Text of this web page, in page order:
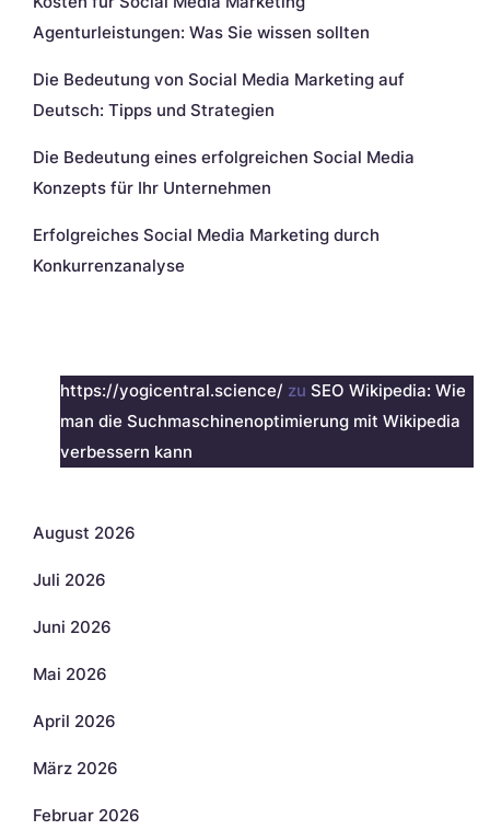
Agenturleistungen: Was Sie wissen sollten
Die Bedeutung von Social Media Marketing auf
Deutsch: Tipps und Strategien
Die Bedeutung eines erfolgreichen Social Media
Konzepts für Ihr Unternehmen
Erfolgreiches Social Media Marketing durch
Konkurrenzanalyse
https://yogicentral.science/ zu SEO Wikipedia: Wie
man die Suchmaschinenoptimierung mit Wikipedia
verbessern kann
August 2026
Juli 2026
Juni 2026
Mai 2026
April 2026
März 2026
Februar 2026